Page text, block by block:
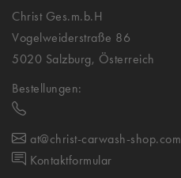
Christ Ges.m.b.H
Vogelweiderstraße 86
5020 Salzburg, Österreich
Bestellungen:
at@christ-carwash-shop.com
Kontaktformular